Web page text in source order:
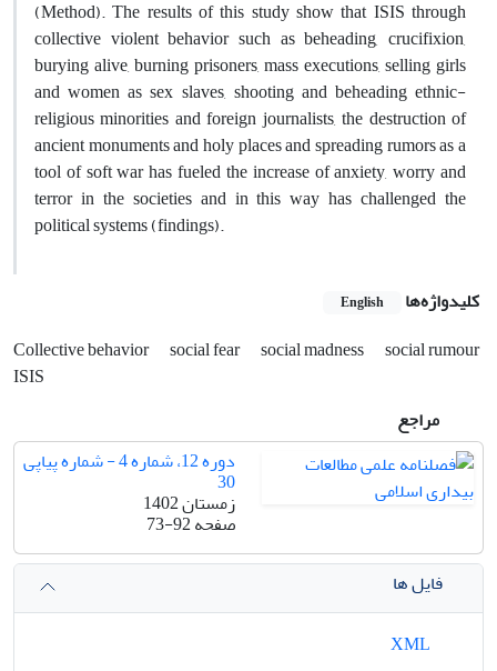
(Method). The results of this study show that ISIS through
collective violent behavior such as beheading, crucifixion,
burying alive, burning prisoners, mass executions, selling girls
and women as sex slaves, shooting and beheading ethnic-
religious minorities and foreign journalists, the destruction of
ancient monuments and holy places and spreading rumors as a
tool of soft war has fueled the increase of anxiety, worry and
terror in the societies and in this way has challenged the
political systems (findings).
کلیدواژه‌ها English
Collective behavior social fear social madness
social rumour
ISIS
مراجع
دوره 12، شماره 4 - شماره پیاپی
30
زمستان 1402
صفحه73-92
فایل ها